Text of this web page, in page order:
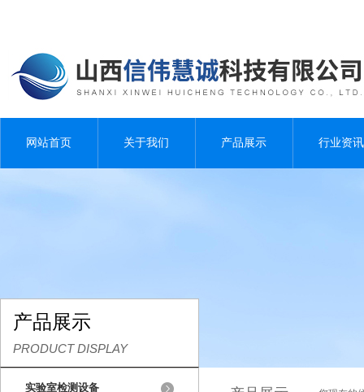
网站首页 关于我们 产品展示 行业资讯
产品展示
PRODUCT DISPLAY
实验室检测设备